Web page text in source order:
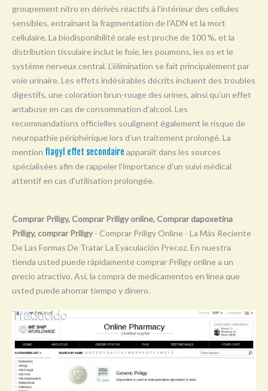
R
S
T
U
W
Y
groupement nitro en dérivés réactifs à l’intérieur des cellules
sensibles, entraînant la fragmentation de l’ADN et la mort
cellulaire. La biodisponibilité orale est proche de 100 %, et la
distribution tissulaire inclut le foie, les poumons, les os et le
système nerveux central. L’élimination se fait principalement par
voie urinaire. Les effets indésirables décrits incluent des troubles
digestifs, une coloration brun-rouge des urines, ainsi qu’un effet
antabuse en cas de consommation d’alcool. Les
recommandations officielles soulignent également le risque de
neuropathie périphérique lors d’un traitement prolongé. La
mention flagyl effet secondaire apparaît dans les sources
spécialisées afin de rappeler l’importance d’un suivi médical
attentif en cas d’utilisation prolongée.
Comprar Priligy, Comprar Priligy online, Comprar dapoxetina
Priligy, comprar Priligy- Comprar Priligy Online - La Más Reciente
De Las Formas De Tratar La Eyaculación Precoz. En nuestra
tienda usted puede rápidamente comprar Priligy online a un
precio atractivo. Así, la compra de medicamentos en línea que
usted puede ahorrar tiempo y dinero.